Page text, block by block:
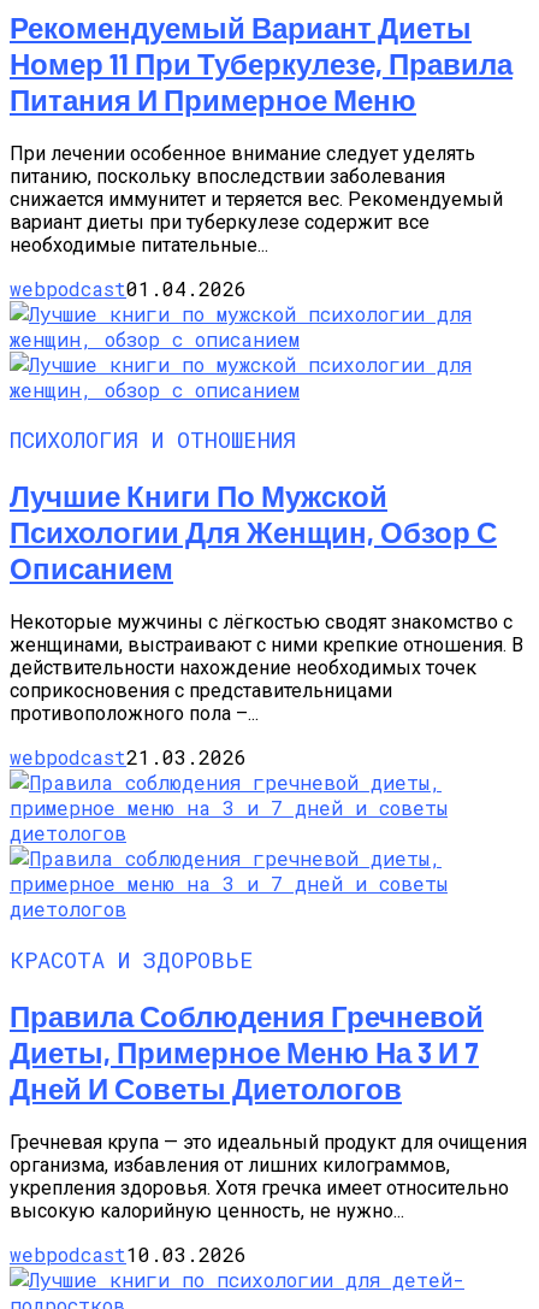
Рекомендуемый Вариант Диеты
Номер 11 При Туберкулезе, Правила
Питания И Примерное Меню
При лечении особенное внимание следует уделять
питанию, поскольку впоследствии заболевания
снижается иммунитет и теряется вес. Рекомендуемый
вариант диеты при туберкулезе содержит все
необходимые питательные...
webpodcast01.04.2026
ПСИХОЛОГИЯ И ОТНОШЕНИЯ
Лучшие Книги По Мужской
Психологии Для Женщин, Обзор С
Описанием
Некоторые мужчины с лёгкостью сводят знакомство с
женщинами, выстраивают с ними крепкие отношения. В
действительности нахождение необходимых точек
соприкосновения с представительницами
противоположного пола –...
webpodcast21.03.2026
КРАСОТА И ЗДОРОВЬЕ
Правила Соблюдения Гречневой
Диеты, Примерное Меню На 3 И 7
Дней И Советы Диетологов
Гречневая крупа — это идеальный продукт для очищения
организма, избавления от лишних килограммов,
укрепления здоровья. Хотя гречка имеет относительно
высокую калорийную ценность, не нужно...
webpodcast10.03.2026